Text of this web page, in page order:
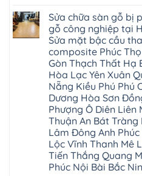
wood
đế
cao
su
IXPE
Hưng
Yên
Sài
Gòn
Ân
Thi
Hoàng
Mai
Mỹ
Hào
Tiên
Lữ
Từ
Liêm
Phù
Cừ
nhà
hà
nội
Ziccos
Flortex
Wilson
black
Hobi
wood
Glotex
Kosmos
Hobi
wood
Charm
wood
đế
cao
su
IXPE
Phú
Hà
Nội
Sửa
sàn
giả
gỗ
cong
vênh
Sửa
mặt
bậc
cầu
thang
nhựa
sửa
cửa
nhựa
composite
tpHCM
bình
luận
ở
Sửa
sàn
gỗ
bị
cong
vênh
tại
Hà
Nội
Sửa
sàn
gỗ
công
nghiệp
tại
Hà
Nội
Sửa chữa sàn gỗ bị
gỗ công nghiệp tại
Sửa mặt bậc cầu
composite Phúc
Gòn Thạch Thất Hạ
Hòa Lạc Yên Xuân
Nẵng Kiều Phú Phú
Dương Hòa Sơn
Phượng Ô Diên Liên
Thuận An Bát
Lâm Đông Anh
Lộc Vĩnh Thanh Mê
Tiến Thắng Quang
Phúc Nội Bài Bắc